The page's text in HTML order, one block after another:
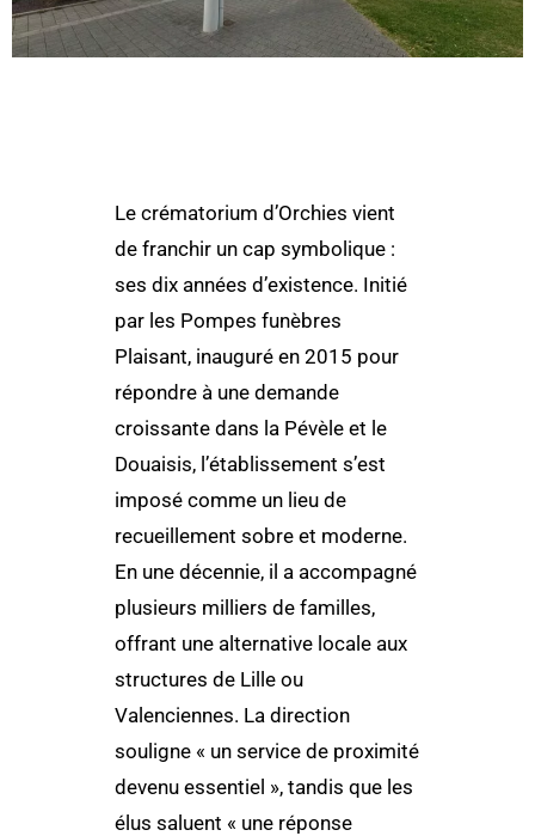
Le crématorium d’Orchies vient
de franchir un cap symbolique :
ses dix années d’existence. Initié
par les Pompes funèbres
Plaisant, inauguré en 2015 pour
répondre à une demande
croissante dans la Pévèle et le
Douaisis, l’établissement s’est
imposé comme un lieu de
recueillement sobre et moderne.
En une décennie, il a accompagné
plusieurs milliers de familles,
offrant une alternative locale aux
structures de Lille ou
Valenciennes. La direction
souligne « un service de proximité
devenu essentiel », tandis que les
élus saluent « une réponse